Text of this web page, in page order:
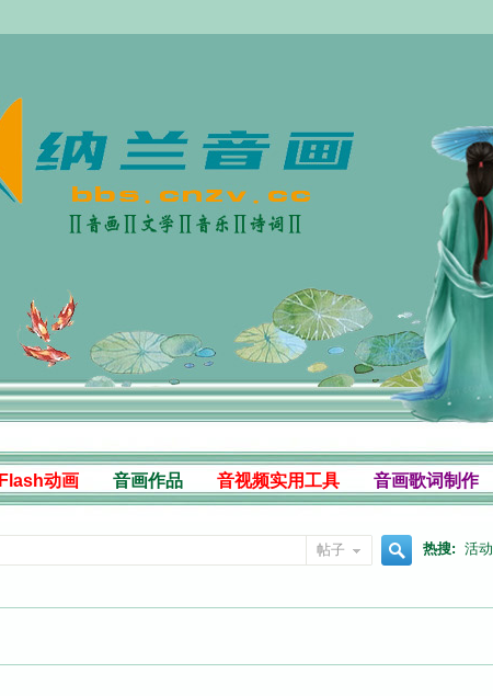
Flash动画 音画作品 音视频实用工具 音画歌词制作
帖子 热搜: 活动